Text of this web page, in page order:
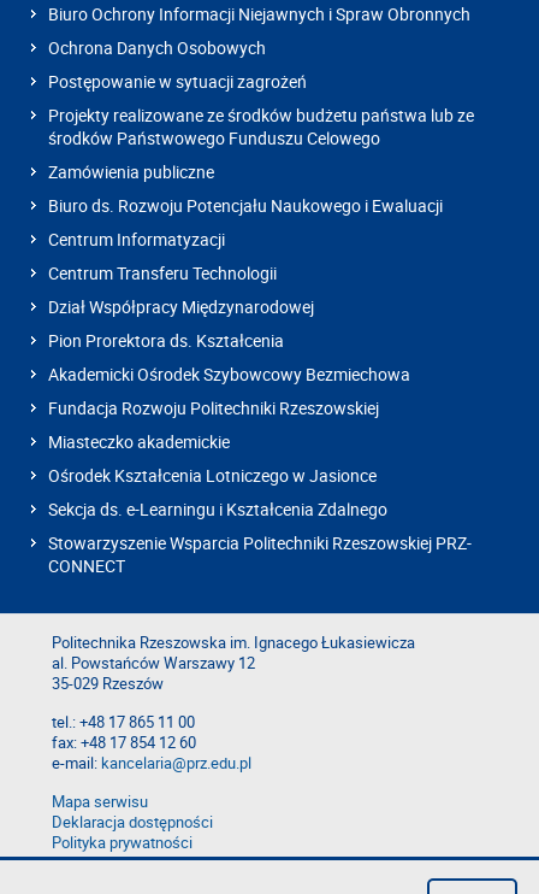
Biuro Ochrony Informacji Niejawnych i Spraw Obronnych
Ochrona Danych Osobowych
Postępowanie w sytuacji zagrożeń
Projekty realizowane ze środków budżetu państwa lub ze
środków Państwowego Funduszu Celowego
Zamówienia publiczne
Biuro ds. Rozwoju Potencjału Naukowego i Ewaluacji
Centrum Informatyzacji
Centrum Transferu Technologii
Dział Współpracy Międzynarodowej
Pion Prorektora ds. Kształcenia
Akademicki Ośrodek Szybowcowy Bezmiechowa
Fundacja Rozwoju Politechniki Rzeszowskiej
Miasteczko akademickie
Ośrodek Kształcenia Lotniczego w Jasionce
Sekcja ds. e-Learningu i Kształcenia Zdalnego
Stowarzyszenie Wsparcia Politechniki Rzeszowskiej PRZ-
CONNECT
Politechnika Rzeszowska im. Ignacego Łukasiewicza
al. Powstańców Warszawy 12
35-029 Rzeszów
tel.: +48 17 865 11 00
fax: +48 17 854 12 60
e-mail:kancelaria@prz.edu.pl
Mapa serwisu
Deklaracja dostępności
Polityka prywatności
Zgłoś błąd na stronie